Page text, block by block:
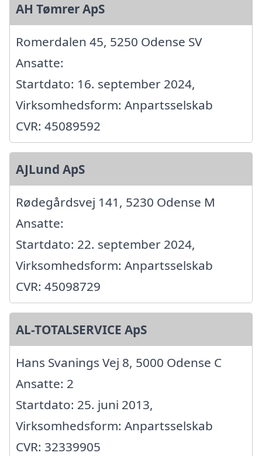
AH Tømrer ApS
Romerdalen 45, 5250 Odense SV
Ansatte:
Startdato: 16. september 2024,
Virksomhedsform: Anpartsselskab
CVR: 45089592
AJLund ApS
Rødegårdsvej 141, 5230 Odense M
Ansatte:
Startdato: 22. september 2024,
Virksomhedsform: Anpartsselskab
CVR: 45098729
AL-TOTALSERVICE ApS
Hans Svanings Vej 8, 5000 Odense C
Ansatte: 2
Startdato: 25. juni 2013,
Virksomhedsform: Anpartsselskab
CVR: 32339905